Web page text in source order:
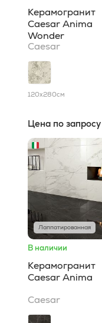
Керамогранит
Caesar Anima
Wonder
Caesar
120x280см
Цена по запросу
Лаппатированная
В наличии
Керамогранит
Caesar Anima
Caesar